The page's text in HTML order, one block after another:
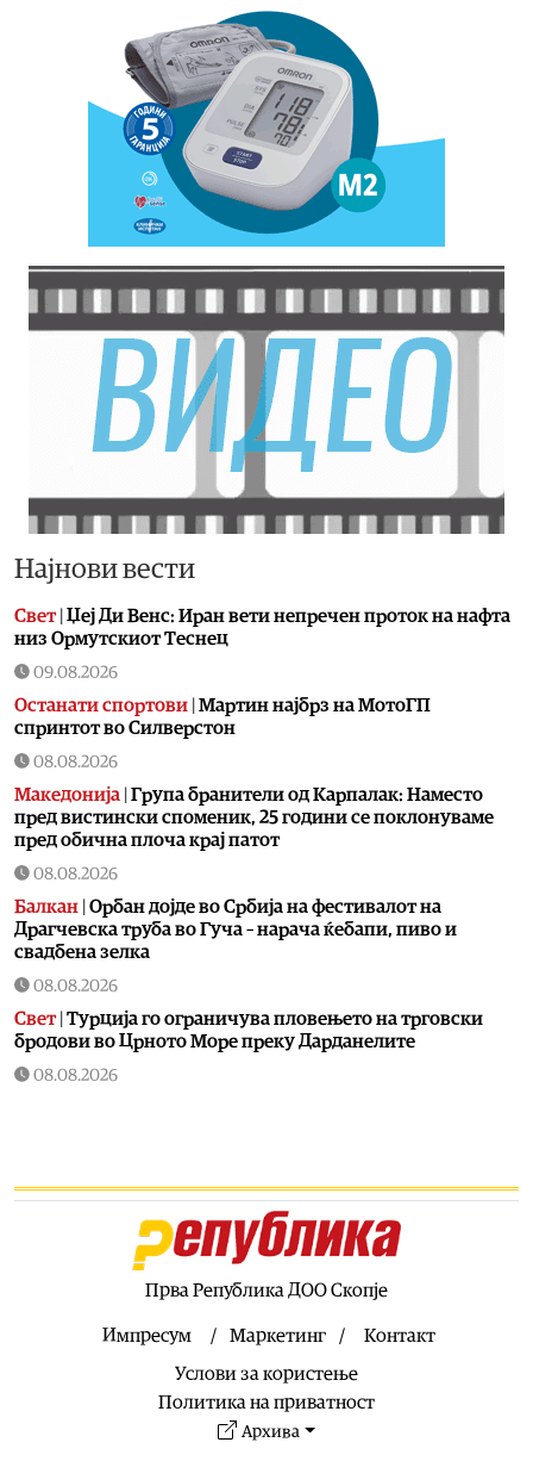
Најнови вести
Свет| Џеј Ди Венс: Иран вети непречен проток на нафта
низ Ормутскиот Теснец
09.08.2026
Останати спортови Мартин најбрз на МотоГП
спринтот во Силверстон
08.08.2026
Македонија Група бранители од Карпалак: Наместо
пред вистински споменик, 25 години се поклонуваме
пред обична плоча крај патот
08.08.2026
Балкан Орбан дојде во Србија на фестивалот на
Драгчевска труба во Гуча – нарача ќебапи, пиво и
свадбена зелка
08.08.2026
Свет| Турција го ограничува пловењето на трговски
бродови во Црното Море преку Дарданелите
08.08.2026
08.08.2026
Повеќе од 178.000 мигранти во последните
неколку месеци ја напуштија Јужна Африка
Останати спортови|Катерина Ацевска светска
вицешампионка во џиу-џицу
Прва Република ДОО Скопје
Импресум Маркетинг
Контакт
Услови за користење
Политика на приватност
Архива